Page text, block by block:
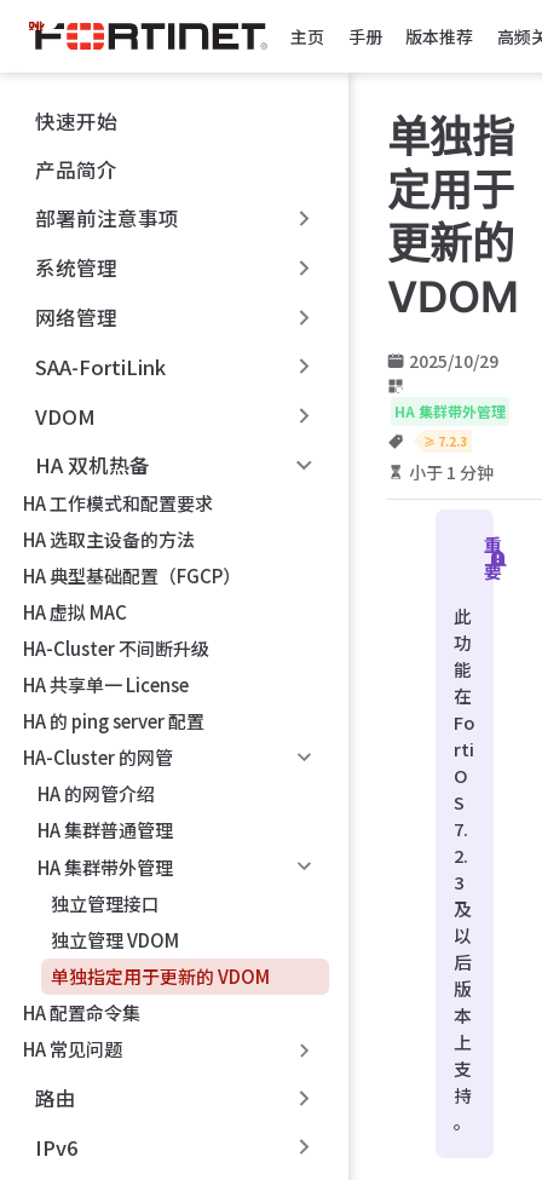
跳
至
主
內
容
主页 手册 版本推荐 高频
快速开始
产品简介
部署前注意事项
系统管理
网络管理
SAA-FortiLink
VDOM
HA 双机热备
HA 工作模式和配置要求
HA 选取主设备的方法
HA 典型基础配置（FGCP）
HA 虚拟 MAC
HA-Cluster 不间断升级
HA 共享单一 License
HA 的 ping server 配置
HA-Cluster 的网管
HA 的网管介绍
HA 集群普通管理
HA 集群带外管理
独立管理接口
独立管理 VDOM
单独指定用于更新的 VDOM
HA 配置命令集
HA 常见问题
路由
IPv6
单独指
定用于
更新的
VDOM
2025/10/29
HA 集群带外管理
≥ 7.2.3
小于 1 分钟
重
要
此
功
能
在
Fo
rti
O
S
7.
2.
3
及
以
后
版
本
上
支
持
。